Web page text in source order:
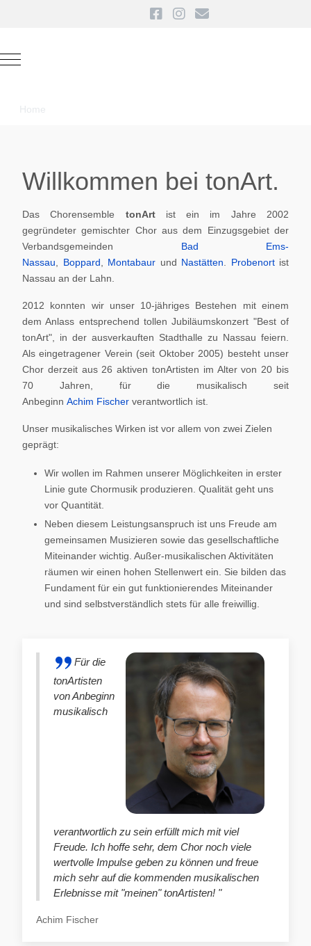
Mobile Menu Toggle
Home
Willkommen bei tonArt.
Das Chorensemble tonArt ist ein im Jahre 2002
gegründeter gemischter Chor aus dem Einzugsgebiet der
Verbandsgemeinden Bad Ems-
Nassau
Boppard Montabaur und Nastätten Probenortist
Nassau an der Lahn.
2012 konnten wir unser 10-jähriges Bestehen mit einem
dem Anlass entsprechend tollen Jubiläumskonzert "Best of
tonArt", in der ausverkauften Stadthalle zu Nassau feiern.
Als eingetragener Verein (seit Oktober 2005) besteht unser
Chor derzeit aus 26 aktiven tonArtisten im Alter von 20 bis
70 Jahren, für die musikalisch seit
Anbeginn Achim Fischer verantwortlich ist.
Unser musikalisches Wirken ist vor allem von zwei Zielen
geprägt:
Wir wollen im Rahmen unserer Möglichkeiten in erster
Linie gute Chormusik produzieren. Qualität geht uns
vor Quantität.
Neben diesem Leistungsanspruch ist uns Freude am
gemeinsamen Musizieren sowie das gesellschaftliche
Miteinander wichtig. Außer-musikalischen Aktivitäten
räumen wir einen hohen Stellenwert ein. Sie bilden das
Fundament für ein gut funktionierendes Miteinander
und sind selbstverständlich stets für alle freiwillig.
Für die
tonArtisten
von Anbeginn
musikalisch
verantwortlich zu sein erfüllt mich mit viel
Freude. Ich hoffe sehr, dem Chor noch viele
wertvolle Impulse geben zu können und freue
mich sehr auf die kommenden musikalischen
Erlebnisse mit "meinen" tonArtisten! "
Achim Fischer